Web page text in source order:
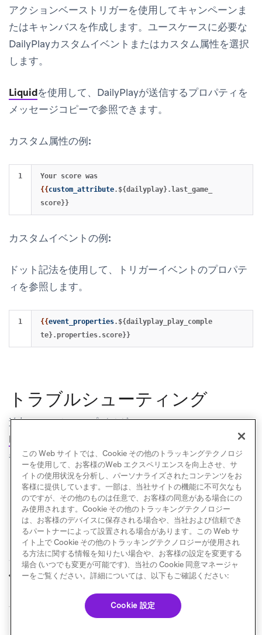
アクションベーストリガーを使用してキャンペーンま
たはキャンバスを作成します。ユースケースに必要な
DailyPlayカスタムイベントまたはカスタム属性を選択
します。
Liquidを使用して、DailyPlayが送信するプロパティを
メッセージコピーで参照できます。
カスタム属性の例:
{{ custom_attribute.${dailyplay}.last_game_
score}}
カスタムイベントの例:
ドット記法を使用して、トリガーイベントのプロパテ
ィを参照します。
{{event_properties.${dailyplay_play_comple
te}.properties.score}}
トラブルシューティング
追加のセットアップガイダンスとFAQについては、
DailyPlay Brazeインテグレーションドキュメント
を
参照してください。
前へ Cloudinary 次へ Future Anthem
© Braze. All Rights Reserved Privacy Policy
この Web サイトでは、Cookie その他のトラッキングテクノロジ
ーを使用して、お客様のWeb エクスペリエンスを向上させ、サ
イトの使用状況を分析し、パーソナライズされたコンテンツをお
客様に提供しています。一部は、当社サイトの機能に不可欠なも
のですが、その他のものは任意で、お客様の同意がある場合にの
み使用されます。Cookie その他のトラッキングテクノロジー
は、お客様のデバイスに保存される場合や、当社および信頼でき
るパートナーによって設置される場合があります。この Web サ
イト上で Cookie その他のトラッキングテクノロジーが使用され
る方法に関する情報を知りたい場合や、お客様の設定を変更する
場合 (いつでも変更が可能です)、当社の Cookie 同意マネージャ
ーをご覧ください。詳細については、以下もご確認ください:
Cookie 設定